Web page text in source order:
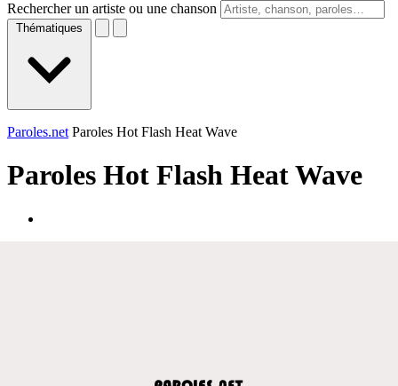
Rechercher un artiste ou une chanson
Thématiques
Paroles.net Paroles Hot Flash Heat Wave
Paroles Hot Flash Heat Wave